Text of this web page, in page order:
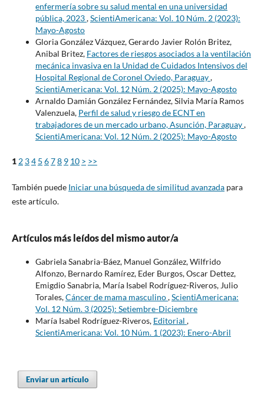
enfermería sobre su salud mental en una universidad
pública, 2023,ScientiAmericana: Vol. 10 Núm. 2 (2023):
Mayo-Agosto
Gloria González Vázquez, Gerardo Javier Rolón Britez,
Anibal Britez, Factores de riesgos asociados a la ventilación
mecánica invasiva en la Unidad de Cuidados Intensivos del
Hospital Regional de Coronel Oviedo, Paraguay,
ScientiAmericana: Vol. 12 Núm. 2 (2025): Mayo-Agosto
Arnaldo Damián González Fernández, Silvia María Ramos
Valenzuela, Perfil de salud y riesgo de ECNT en
trabajadores de un mercado urbano, Asunción, Paraguay,
ScientiAmericana: Vol. 12 Núm. 2 (2025): Mayo-Agosto
1 2 34 5 678 9 10 > >>
También puede Iniciar una búsqueda de similitud avanzadapara
este artículo.
Artículos más leídos del mismo autor/a
Gabriela Sanabria-Báez, Manuel González, Wilfrido
Alfonzo, Bernardo Ramírez, Eder Burgos, Oscar Dettez,
Emigdio Sanabria, María Isabel Rodríguez-Riveros, Julio
Torales,Cáncer de mama masculino,ScientiAmericana:
Vol. 12 Núm. 3 (2025): Setiembre-Diciembre
María Isabel Rodríguez-Riveros, Editorial ,
ScientiAmericana: Vol. 10 Núm. 1 (2023): Enero-Abril
Enviar un artículo